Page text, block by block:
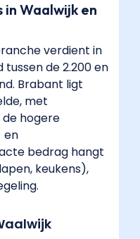
Waalwijk en
verdient in
de 2.200 en
Brabant ligt
met
hogere
en
bedrag hangt
keukens),